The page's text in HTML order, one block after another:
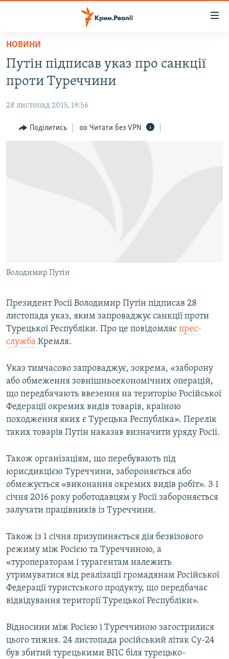
Перейти
основного
матеріалу
Перейти
до
навігації
Перейти
ВОДА.КРИМ
ВІДЕО ТА ФОТО
ПОЛІТИКА
БЛОГИ
УКРАЇНСЬКА ПРОБЛЕМА КРИМУ
Усі сайти RFE/RL
НОВИНИ
Путін підписав указ про санкції
проти Туреччини
28 листопад 2015, 19:56
Поділитись Читати без VPN
Володимир Путін
Президент Росії Володимир Путін підписав 28
листопада указ, яким запроваджує санкції проти
Турецької Республіки. Про це повідомляє прес-
служба Кремля.
Указ тимчасово запроваджує, зокрема, «заборону
або обмеження зовнішньоекономічних операцій,
що передбачають ввезення на територію Російської
Федерації окремих видів товарів, країною
походження яких є Турецька Республіка». Перелік
таких товарів Путін наказав визначити уряду Росії.
Також організаціям, що перебувають під
юрисдикцією Туреччини, забороняється або
обмежується «виконання окремих видів робіт». З 1
січня 2016 року роботодавцям у Росії забороняється
залучати працівників із Туреччини.
Також із 1 січня призупиняється дія безвізового
режиму між Росією та Туреччиною, а
«туроператорам і турагентам належить
утримуватися від реалізації громадянам Російської
Федерації туристського продукту, що передбачає
відвідування території Турецької Республіки».
Відносини між Росією і Туреччиною загострилися
цього тижня. 24 листопада російський літак Су-24
був збитий турецькими ВПС біля турецько-